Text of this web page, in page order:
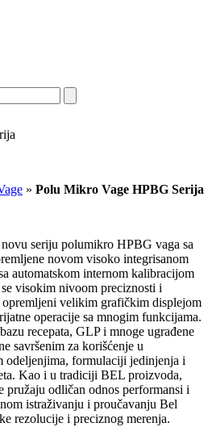
» Polu Mikro Vage HPBG Serija
seriju polumikro HPBG vaga sa
novom visoko integrisanom
automatskom internom kalibracijom
visokim nivoom preciznosti i
velikim grafičkim displejom
operacije sa mnogim funkcijama.
recepata, GLP i mnoge ugrađene
savršenim za korišćenje u
odeljenjima, formulaciji jedinjenja i
Kao i u tradiciji BEL proizvoda,
odličan odnos performansi i
istraživanju i proučavanju Bel
rezolucije i preciznog merenja.